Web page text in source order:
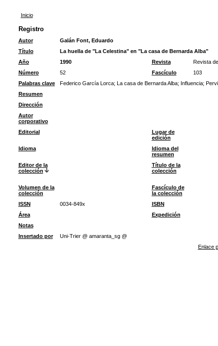
Inicio
Registro
Autor
Galán Font, Eduardo
Título
La huella de "La Celestina" en "La casa de Bernarda Alba"
Año
1990 Revista
Revista
Número
52 Fascículo
103
Palabras clave
Federico García Lorca; La casa de Bernarda Alba; Influencia;
Resumen
Dirección
Autor
corporativo
Editorial
Lugar de
edición
Idioma
Idioma del
resumen
Editor de la
colección
Título de la
colección
Volumen de la
colección
Fascículo de
la colección
ISSN
0034-849x
ISBN
Área
Expedición
Notas
Insertado por
Uni-Trier @ amaranta_sg @
Enlace